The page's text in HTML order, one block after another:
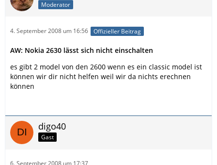
Moderator
4. September 2008 um 16:56 Offizieller Beitrag
AW: Nokia 2630 lässt sich nicht einschalten
es gibt 2 model von den 2600 wenn es ein classic model ist
können wir dir nicht helfen weil wir da nichts erechnen
können
digo40
Gast
6. September 2008 um 17:37